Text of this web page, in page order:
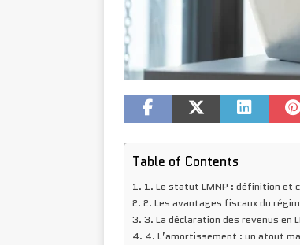
Table of Contents
1. Le statut LMNP : définition et
2. Les avantages fiscaux du
3. La déclaration des revenus en
4. L’amortissement : un atout